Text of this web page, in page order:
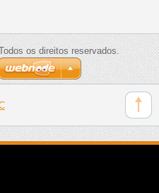
os direitos reservados.